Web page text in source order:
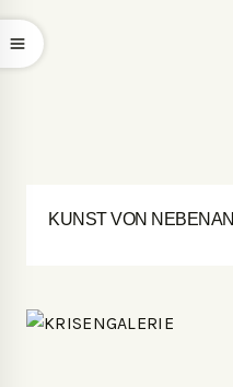
KUNST VON NEBENAN